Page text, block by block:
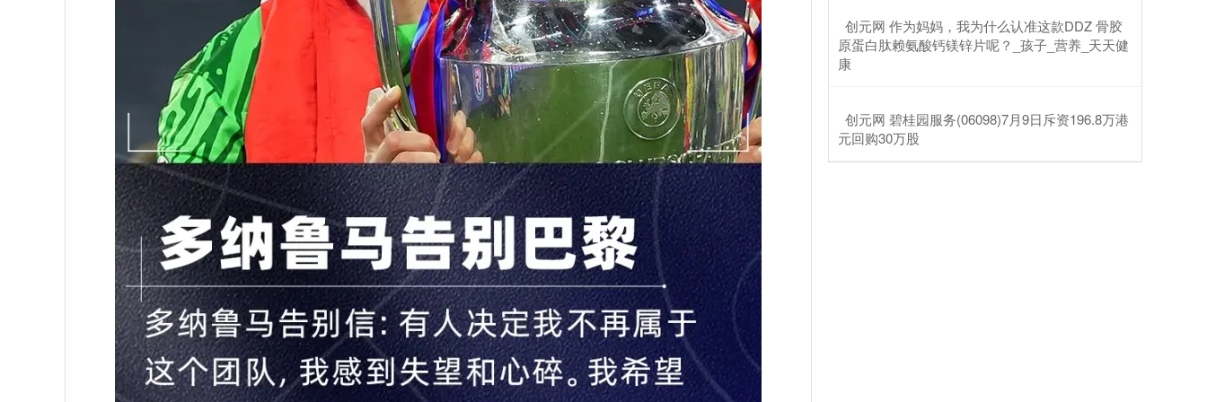
​创元网 作为妈妈，我为什么认准这款DDZ 骨胶
原蛋白肽赖氨酸钙镁锌片呢？_孩子_营养_天天健
康
​创元网 碧桂园服务(06098)7月9日斥资196.8万港
元回购30万股